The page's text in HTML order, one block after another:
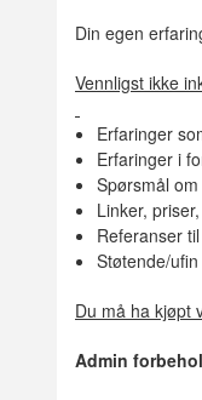
Din egen
Vennligst ikke
Erfaringer
Erfaringer i
Spørsmål
Linker,
Referanser
Støtende/
Du må ha kjøpt
Admin